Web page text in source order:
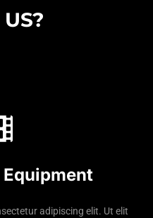
adipiscing elit. Ut elit